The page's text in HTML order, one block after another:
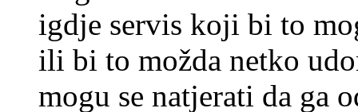
igdje servis koji bi to
ili bi to možda netko
mogu se natjerati da ga